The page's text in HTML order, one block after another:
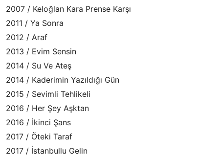
2007 / Keloğlan Kara Prense Karşı
2011 / Ya Sonra
2012 / Araf
2013 / Evim Sensin
2014 / Su Ve Ateş
2014 / Kaderimin Yazıldığı Gün
2015 / Sevimli Tehlikeli
2016 / Her Şey Aşktan
2016 / İkinci Şans
2017 / Öteki Taraf
2017 / İstanbullu Gelin